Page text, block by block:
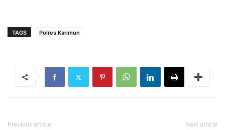
TAGS Polres Karimun
Previous article Next article